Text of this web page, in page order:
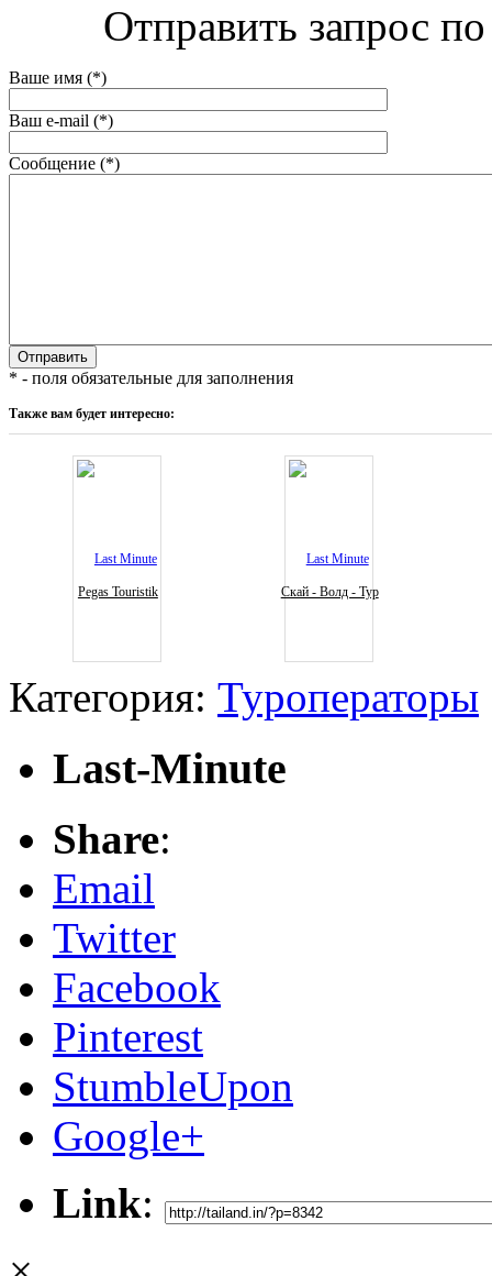
Отправить запрос
Ваше имя (*)
Ваш e-mail (*)
Сообщение (*)
* - поля обязательные для заполнения
Также вам будет интересно:
Pegas Touristik Скай - Волд - Тур
Категория: Туроператоры
Last-Minute
Share:
Email
Twitter
Facebook
Pinterest
StumbleUpon
Google+
Link: